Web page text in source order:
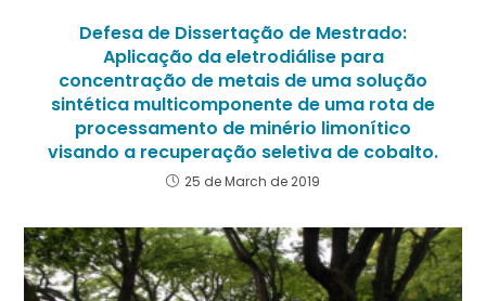
Defesa de Dissertação de Mestrado:
Aplicação da eletrodiálise para
concentração de metais de uma solução
sintética multicomponente de uma rota de
processamento de minério limonítico
visando a recuperação seletiva de cobalto.
25 de March de 2019